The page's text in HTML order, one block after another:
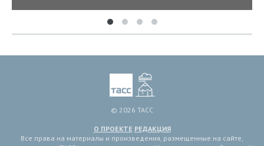
© 2026 ТАСС
О ПРОЕКТЕ РЕДАКЦИЯ
Все права на материалы и произведения, размещенные на сайте,